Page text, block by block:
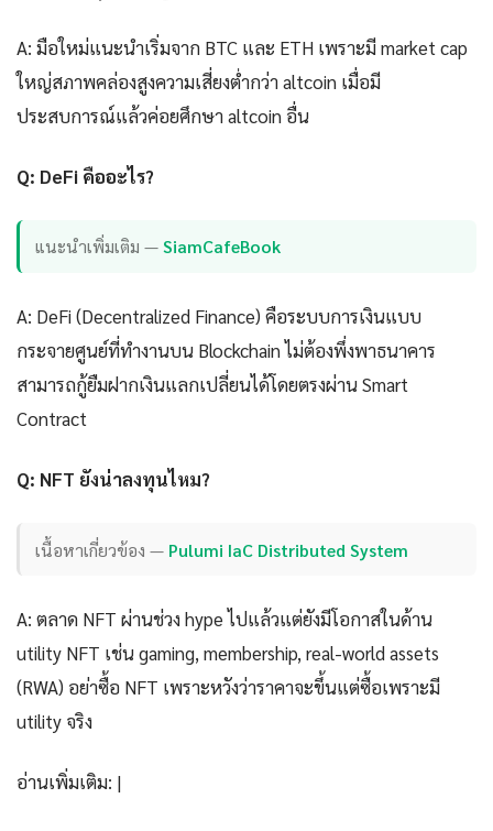
A: มือใหม่แนะนำเริ่มจาก BTC และ ETH เพราะมี market cap
ใหญ่สภาพคล่องสูงความเสี่ยงต่ำกว่า altcoin เมื่อมี
ประสบการณ์แล้วค่อยศึกษา altcoin อื่น
Q: DeFi คืออะไร?
แนะนำเพิ่มเติม —SiamCafeBook
A: DeFi (Decentralized Finance) คือระบบการเงินแบบ
กระจายศูนย์ที่ทำงานบน Blockchain ไม่ต้องพึ่งพาธนาคาร
สามารถกู้ยืมฝากเงินแลกเปลี่ยนได้โดยตรงผ่าน Smart
Contract
Q: NFT ยังน่าลงทุนไหม?
เนื้อหาเกี่ยวข้อง — Pulumi IaC Distributed System
A: ตลาด NFT ผ่านช่วง hype ไปแล้วแต่ยังมีโอกาสในด้าน
utility NFT เช่น gaming, membership, real-world assets
(RWA) อย่าซื้อ NFT เพราะหวังว่าราคาจะขึ้นแต่ซื้อเพราะมี
utility จริง
อ่านเพิ่มเติม: |